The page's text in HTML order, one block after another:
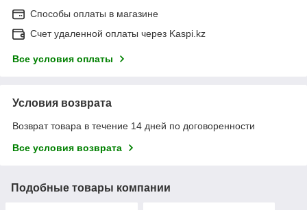
Способы оплаты в магазине
Счет удаленной оплаты через Kaspi.kz
Все условия оплаты
Условия возврата
Возврат товара в течение 14 дней по договоренности
Все условия возврата
Подобные товары компании